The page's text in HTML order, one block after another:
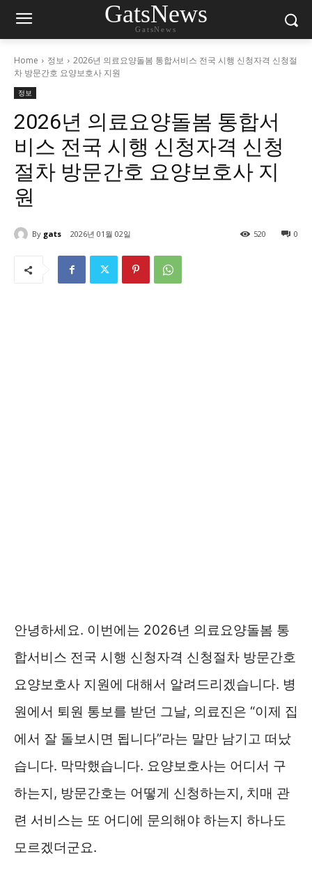
GatsNews
GatsNews
Home 정보
2026년 의료요양돌봄 통합서비스 전국 시행 신청자격 신청절
차 방문간호 요양보호사 지원
정보
2026년 의료요양돌봄 통합서
비스 전국 시행 신청자격 신청
절차 방문간호 요양보호사 지
원
By gats 2026년 01월 02일 0
520
안녕하세요. 이번에는 2026년 의료요양돌봄 통
합서비스 전국 시행 신청자격 신청절차 방문간호
요양보호사 지원에 대해서 알려드리겠습니다. 병
원에서 퇴원 통보를 받던 그날, 의료진은 “이제 집
에서 잘 돌보시면 됩니다”라는 말만 남기고 떠났
습니다. 막막했습니다. 요양보호사는 어디서 구
하는지, 방문간호는 어떻게 신청하는지, 치매 관
련 서비스는 또 어디에 문의해야 하는지 하나도
모르겠더군요.